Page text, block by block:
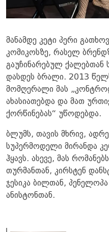
მანამდე კეტი პერი
კომიკოსზე, რასელ
გაუჩინარებულ ქალებთან
დასდეს ბრალი. 2013
მომღერალი მას
ახასიათებდა და მათ
ქორწინებას“ უწოდებდა.
ბლუმს, თავის მხრივ,
სუპერმოდელი მირანდა
ჰყავს. ასევე, მას
თურმანთან, კირსტენ
ჯესიკა ბილთან,
ანისტონთან.